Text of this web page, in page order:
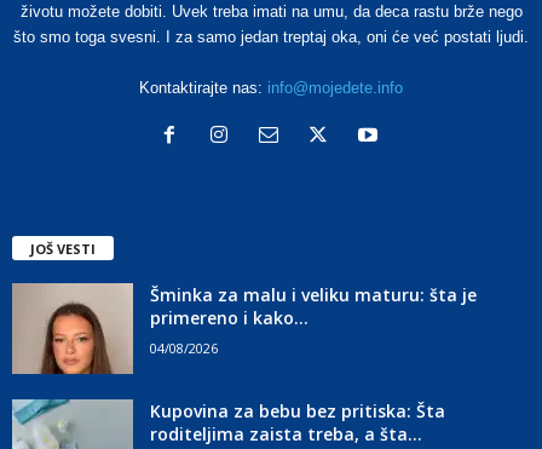
životu možete dobiti. Uvek treba imati na umu, da deca rastu brže nego
što smo toga svesni. I za samo jedan treptaj oka, oni će već postati ljudi.
Kontaktirajte nas: info@mojedete.info
JOŠ VESTI
Šminka za malu i veliku maturu: šta je
primereno i kako...
04/08/2026
Kupovina za bebu bez pritiska: Šta
roditeljima zaista treba, a šta...